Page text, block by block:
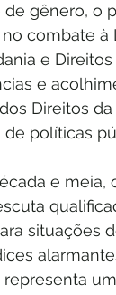
gênero, o
combate à
e
e
Direitos
políticas
e meia,
situações
representa